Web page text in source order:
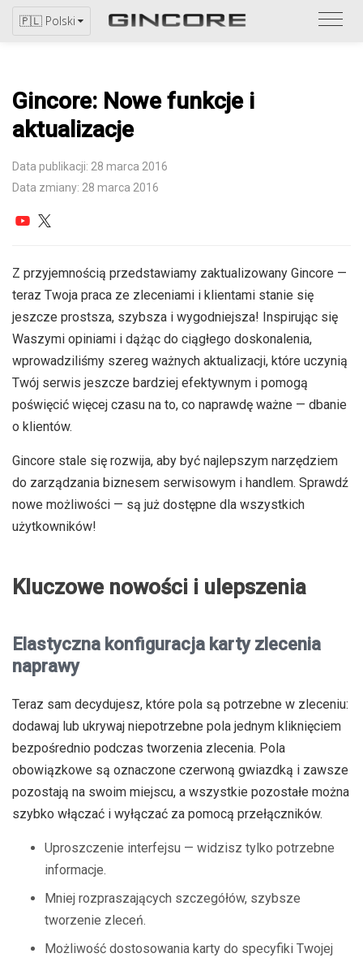
🇵🇱 Polski
Gincore: Nowe funkcje i
aktualizacje
Data publikacji: 28 marca 2016
Data zmiany: 28 marca 2016
Z przyjemnością przedstawiamy zaktualizowany Gincore —
teraz Twoja praca ze zleceniami i klientami stanie się
jeszcze prostsza, szybsza i wygodniejsza! Inspirując się
Waszymi opiniami i dążąc do ciągłego doskonalenia,
wprowadziliśmy szereg ważnych aktualizacji, które uczynią
Twój serwis jeszcze bardziej efektywnym i pomogą
poświęcić więcej czasu na to, co naprawdę ważne — dbanie
o klientów.
Gincore stale się rozwija, aby być najlepszym narzędziem
do zarządzania biznesem serwisowym i handlem. Sprawdź
nowe możliwości — są już dostępne dla wszystkich
użytkowników!
Kluczowe nowości i ulepszenia
Elastyczna konfiguracja karty zlecenia
naprawy
Teraz sam decydujesz, które pola są potrzebne w zleceniu:
dodawaj lub ukrywaj niepotrzebne pola jednym kliknięciem
bezpośrednio podczas tworzenia zlecenia. Pola
obowiązkowe są oznaczone czerwoną gwiazdką i zawsze
pozostają na swoim miejscu, a wszystkie pozostałe można
szybko włączać i wyłączać za pomocą przełączników.
Uproszczenie interfejsu — widzisz tylko potrzebne
informacje.
Mniej rozpraszających szczegółów, szybsze
tworzenie zleceń.
Możliwość dostosowania karty do specyfiki Twojej